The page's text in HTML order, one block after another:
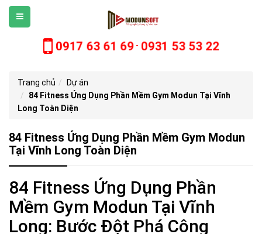
0917 63 61 69 - 0931 53 53 22
Trang chủ
Dự án
84 Fitness Ứng Dụng Phần Mềm Gym Modun Tại Vĩnh
Long Toàn Diện
84 Fitness Ứng Dụng Phần Mềm Gym Modun
Tại Vĩnh Long Toàn Diện
84 Fitness Ứng Dụng Phần
Mềm Gym Modun Tại Vĩnh
Long: Bước Đột Phá Công